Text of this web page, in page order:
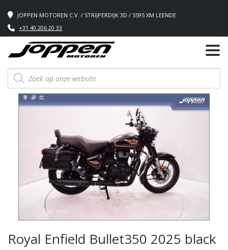
JOPPEN MOTOREN C.V. / STRIJPERDIJK 3D / 5595 XM LEENDE
+31 40 206 20 33
Producten
zoeken
Royal Enfield Bullet350 2025 black